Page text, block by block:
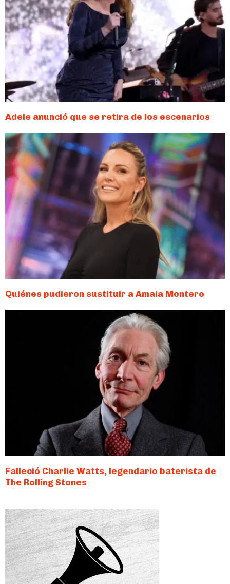
Adele anunció que se retira de los escenarios
Quiénes pudieron sustituir a Amaia Montero
Falleció Charlie Watts, legendario baterista de
The Rolling Stones